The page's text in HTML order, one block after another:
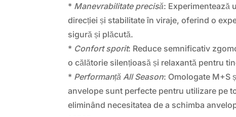
* Manevrabilitate precisă: Experimentează
direcției și stabilitate în viraje, oferind o
sigură și plăcută.
* Confort sporit: Reduce semnificativ
o călătorie silențioasă și relaxantă pentru
* Performanță All Season: Omologate M+S
anvelope sunt perfecte pentru utilizare pe
eliminând necesitatea de a schimba